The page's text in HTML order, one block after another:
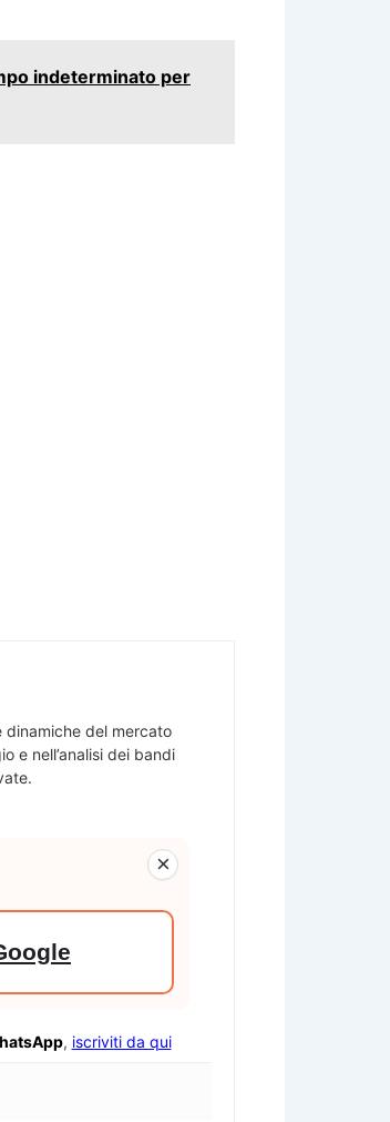
indeterminato per
dinamiche del mercato
e nell’analisi dei bandi
×
, iscriviti da qui